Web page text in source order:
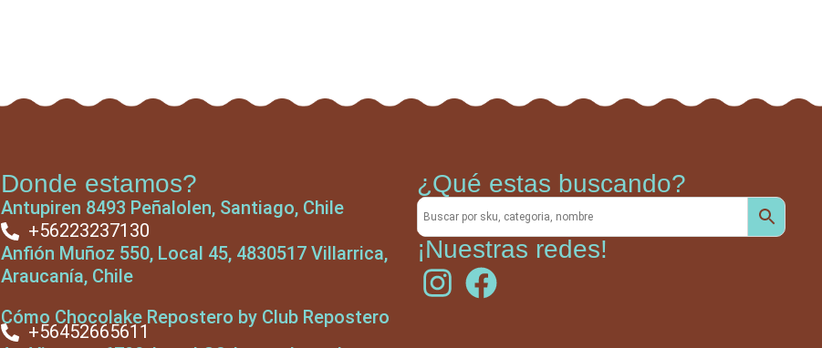
Donde estamos?
Antupiren 8493 Peñalolen, Santiago, Chile
+56223237130
Anfión Muñoz 550, Local 45, 4830517 Villarrica,
Araucanía, Chile
Cómo Chocolake Repostero by Club Repostero
+56452665611
¿Qué estas buscando?
¡Nuestras redes!